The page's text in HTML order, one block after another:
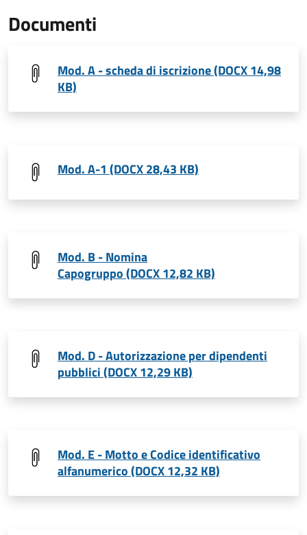
Documenti
Mod. A - scheda di iscrizione (DOCX 14,98
KB)
Mod. A-1 (DOCX 28,43 KB)
Mod. B - Nomina
Capogruppo (DOCX 12,82 KB)
Mod. D - Autorizzazione per dipendenti
pubblici (DOCX 12,29 KB)
Mod. E - Motto e Codice identificativo
alfanumerico (DOCX 12,32 KB)